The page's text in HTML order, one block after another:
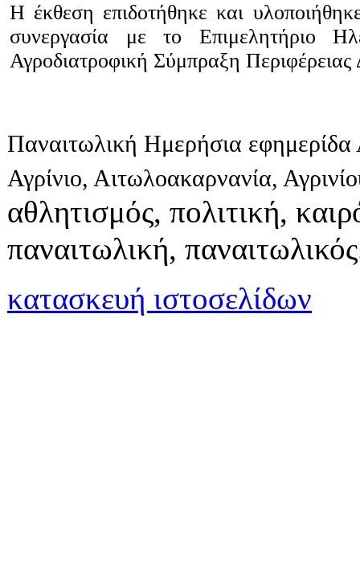
H έκθεση επιδοτήθηκε και
συνεργασία με το Eπιμελητήριο
Αγροδιατροφική Σύμπραξη Περιφέρειας
Παναιτωλική Ημερήσια εφημερίδα
Αγρίνιο, Αιτωλοακαρνανία,
αθλητισμός, πολιτική,
παναιτωλική,
κατασκευή ιστοσελίδων